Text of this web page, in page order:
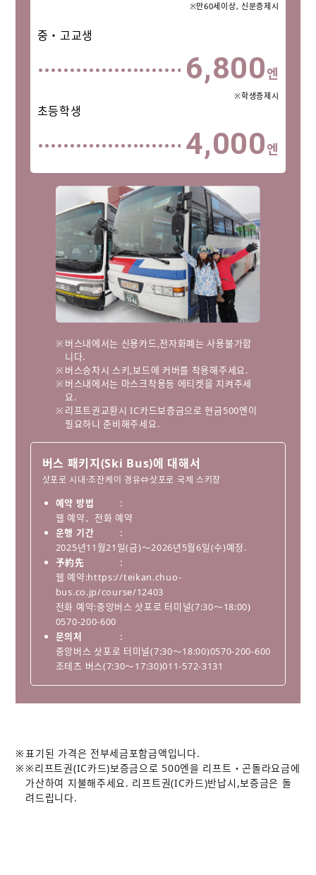
※만60세이상, 신분증제시
중・고교생
6,800엔
※학생증제시
초등학생
4,000엔
버스내에서는 신용카드,전자화폐는 사용불가합
니다.
버스승차시 스키,보드에 커버를 착용해주세요.
버스내에서는 마스크착용등 에티켓을 지켜주세
요.
리프트권교환시 IC카드보증금으로 현금500엔이
필요하니 준비해주세요.
버스 패키지(Ski Bus)에 대해서
삿포로 시내·조잔케이 경유⇔삿포로 국제 스키장
예약 방법
웹 예약、전화 예약
운행 기간
2025년11월21일(금)〜2026년5월6일(수)예정.
予約先
웹 예약:https://teikan.chuo-
bus.co.jp/course/12403
전화 예약:중앙버스 삿포로 터미널(7:30～18:00)
0570-200-600
문의처
중앙버스 삿포로 터미널(7:30～18:00)0570-200-600
조테츠 버스(7:30～17:30)011-572-3131
표기된 가격은 전부세금포함금액입니다.
※리프트권(IC카드)보증금으로 500엔을 리프트・곤돌라요금에
가산하여 지불해주세요. 리프트권(IC카드)반납시,보증금은 돌
려드립니다.